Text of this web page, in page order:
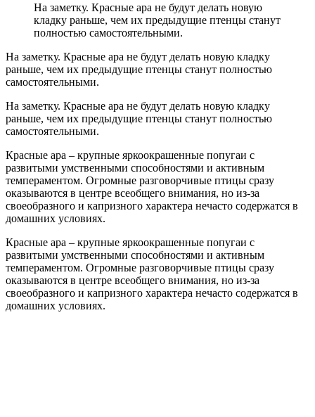
На заметку. Красные ара не будут делать новую
кладку раньше, чем их предыдущие птенцы станут
полностью самостоятельными.
На заметку. Красные ара не будут делать новую кладку
раньше, чем их предыдущие птенцы станут полностью
самостоятельными.
На заметку. Красные ара не будут делать новую кладку
раньше, чем их предыдущие птенцы станут полностью
самостоятельными.
Красные ара – крупные яркоокрашенные попугаи с
развитыми умственными способностями и активным
темпераментом. Огромные разговорчивые птицы сразу
оказываются в центре всеобщего внимания, но из-за
своеобразного и капризного характера нечасто содержатся в
домашних условиях.
Красные ара – крупные яркоокрашенные попугаи с
развитыми умственными способностями и активным
темпераментом. Огромные разговорчивые птицы сразу
оказываются в центре всеобщего внимания, но из-за
своеобразного и капризного характера нечасто содержатся в
домашних условиях.